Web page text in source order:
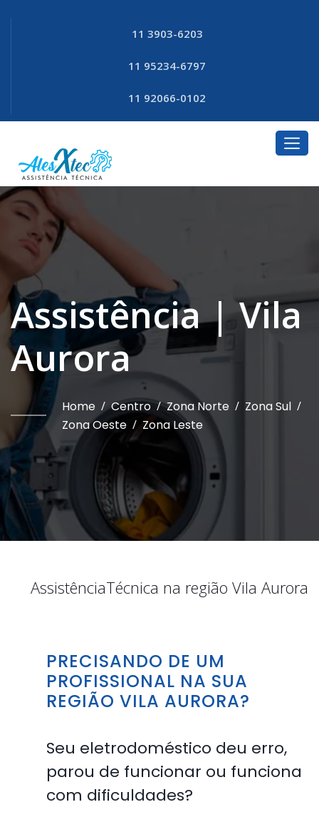
11 3903-6203
11 95234-6797
11 92066-0102
Assistência | Vila
Aurora
Home / Centro / Zona Norte / Zona Sul /
Zona Oeste / Zona Leste
AssistênciaTécnica na região Vila Aurora
PRECISANDO DE UM
PROFISSIONAL NA SUA
REGIÃO VILA AURORA?
Seu eletrodoméstico deu erro,
parou de funcionar ou funciona
com dificuldades?